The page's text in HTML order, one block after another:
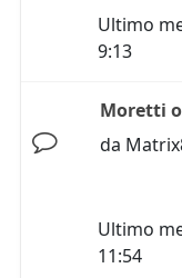
Ultimo
9:13
Moretti o
da
Ultimo
11:54